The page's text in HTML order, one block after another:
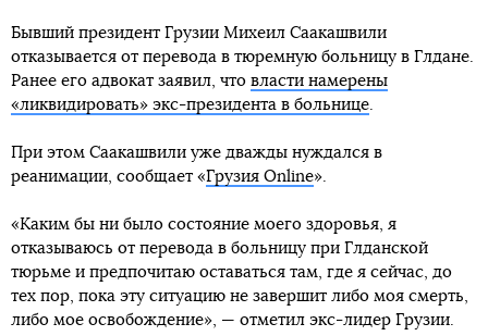
Бывший президент Грузии Михеил Саакашвили
отказывается от перевода в тюремную больницу в Глдане.
Ранее его адвокат заявил, что власти намерены
«ликвидировать» экс-президента в больнице.
При этом Саакашвили уже дважды нуждался в
реанимации, сообщает «Грузия Online».
«Каким бы ни было состояние моего здоровья, я
отказываюсь от перевода в больницу при Глданской
тюрьме и предпочитаю оставаться там, где я сейчас, до
тех пор, пока эту ситуацию не завершит либо моя смерть,
либо мое освобождение», — отметил экс-лидер Грузии.